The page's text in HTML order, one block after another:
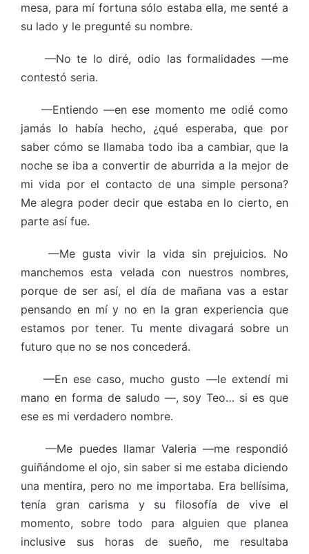
mesa, para mí fortuna sólo estaba ella, me senté a
su lado y le pregunté su nombre.
—No te lo diré, odio las formalidades —me
contestó seria.
—Entiendo —en ese momento me odié como
jamás lo había hecho, ¿qué esperaba, que por
saber cómo se llamaba todo iba a cambiar, que la
noche se iba a convertir de aburrida a la mejor de
mi vida por el contacto de una simple persona?
Me alegra poder decir que estaba en lo cierto, en
parte así fue.
—Me gusta vivir la vida sin prejuicios. No
manchemos esta velada con nuestros nombres,
porque de ser así, el día de mañana vas a estar
pensando en mí y no en la gran experiencia que
estamos por tener. Tu mente divagará sobre un
futuro que no se nos concederá.
—En ese caso, mucho gusto —le extendí mi
mano en forma de saludo —, soy Teo… si es que
ese es mi verdadero nombre.
—Me puedes llamar Valeria —me respondió
guiñándome el ojo, sin saber si me estaba diciendo
una mentira, pero no me importaba. Era bellísima,
tenía gran carisma y su filosofía de vive el
momento, sobre todo para alguien que planea
inclusive sus horas de sueño, me resultaba